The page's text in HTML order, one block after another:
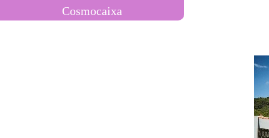
Cosmocaixa